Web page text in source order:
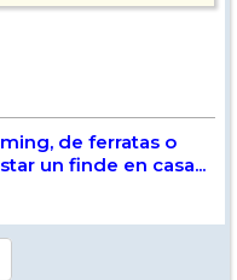
de ferratas o
un finde en casa...